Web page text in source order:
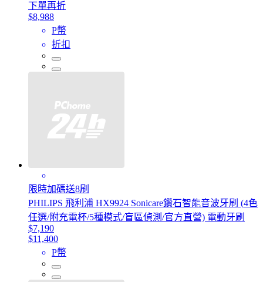
下單再折
$8,988
P幣
折扣
限時加碼送8刷
PHILIPS 飛利浦 HX9924 Sonicare鑽石智能音波牙刷 (4色
任選/附充電杯/5種模式/盲區偵測/官方直營) 電動牙刷
$7,190
$11,400
P幣